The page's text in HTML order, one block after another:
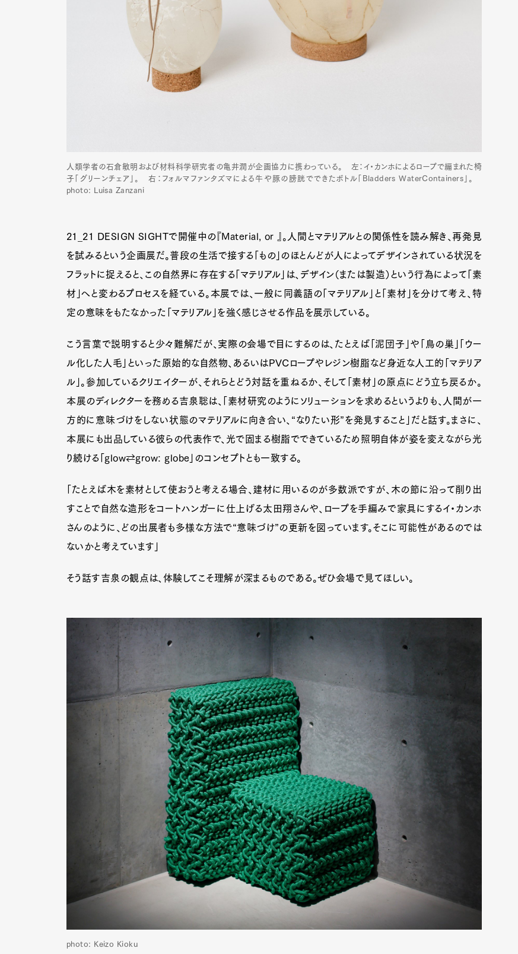
Art&Design
Gourmet
Cars Product
Lifestyle
Pen Membership Magazine Official Columnist
Pen Meet Pen international
人類学者の石倉敏明および材料科学研究者の亀井潤が企画協力に携わっている。 左：イ・カンホによるロープで編まれた椅
子「グリーンチェア」。 右：フォルマファンタズマによる牛や豚の膀胱でできたボトル「Bladders WaterContainers」。
photo: Luisa Zanzani
21_21 DESIGN SIGHTで開催中の『Material, or 』。人間とマテリアルとの関係性を読み解き、再発見
を試みるという企画展だ。普段の生活で接する「もの」のほとんどが人によってデザインされている状況を
フラットに捉えると、この自然界に存在する「マテリアル」は、デザイン（または製造）という行為によって「素
材」へと変わるプロセスを経ている。本展では、一般に同義語の「マテリアル」と「素材」を分けて考え、特
定の意味をもたなかった「マテリアル」を強く感じさせる作品を展示している。
こう言葉で説明すると少々難解だが、実際の会場で目にするのは、たとえば「泥団子」や「鳥の巣」「ウー
ル化した人毛」といった原始的な自然物、あるいはPVCロープやレジン樹脂など身近な人工的「マテリア
ル」。参加しているクリエイターが、それらとどう対話を重ねるか、そして「素材」の原点にどう立ち戻るか。
本展のディレクターを務める吉泉聡は、「素材研究のようにソリューションを求めるというよりも、人間が一
方的に意味づけをしない状態のマテリアルに向き合い、“なりたい形”を発見すること」だと話す。まさに、
本展にも出品している彼らの代表作で、光で固まる樹脂でできているため照明自体が姿を変えながら光
り続ける「glow⇄grow: globe」のコンセプトとも一致する。
「たとえば木を素材として使おうと考える場合、建材に用いるのが多数派ですが、木の節に沿って削り出
すことで自然な造形をコートハンガーに仕上げる太田翔さんや、ロープを手編みで家具にするイ・カンホ
さんのように、どの出展者も多様な方法で“意味づけ”の更新を図っています。そこに可能性があるのでは
ないかと考えています」
そう話す吉泉の観点は、体験してこそ理解が深まるものである。ぜひ会場で見てほしい。
photo: Keizo Kioku